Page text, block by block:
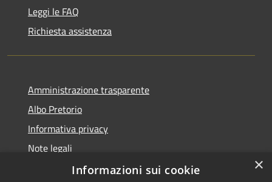
Leggi le FAQ
Richiesta assistenza
Amministrazione trasparente
Albo Pretorio
Informativa privacy
Note legali
Dichiarazione di accessibilità
×
Informazioni sui cookie